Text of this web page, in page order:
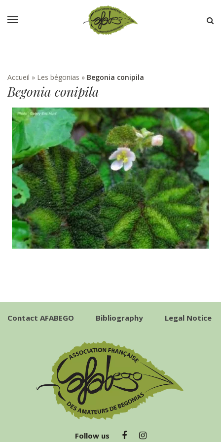
Accueil » Les bégonias » Begonia conipila
Begonia conipila
Contact AFABEGO Bibliography Legal Notice
Follow us